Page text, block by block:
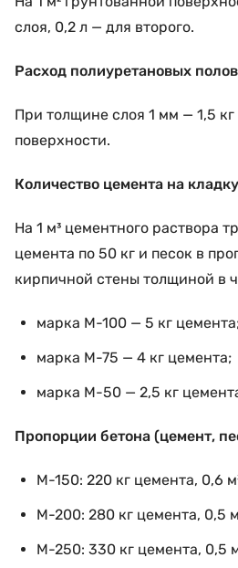
слоя, 0,2 л — для второго.
Расход полиуретановых
При толщине слоя 1 мм — 1,5 кг
поверхности.
Количество цемента на
На 1 м³ цементного раствора
цемента по 50 кг и песок в
кирпичной стены толщиной в
марка М-100 — 5 кг
марка М-75 — 4 кг цемента;
марка М-50 — 2,5 кг
Пропорции бетона (цемент,
М-150: 220 кг цемента, 0,6
М-200: 280 кг цемента, 0,5
М-250: 330 кг цемента, 0,5